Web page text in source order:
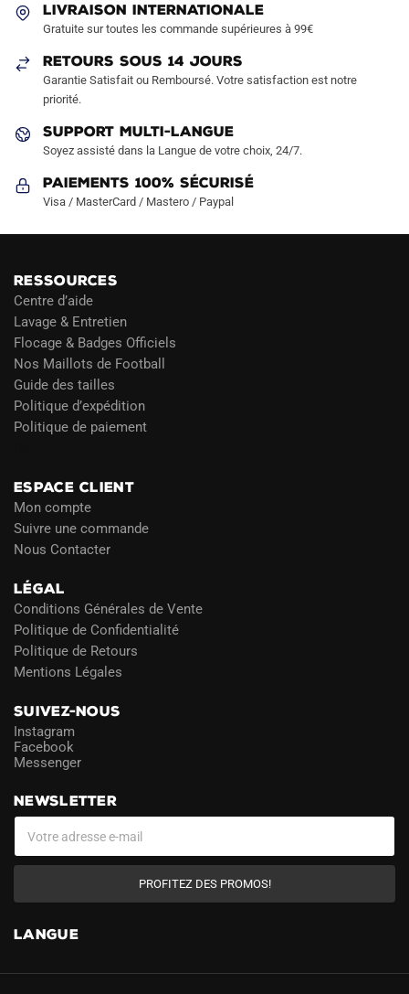
page
LIVRAISON INTERNATIONALE
Gratuite sur toutes les commande supérieures à 99€
RETOURS SOUS 14 JOURS
Garantie Satisfait ou Remboursé. Votre satisfaction est notre
priorité.
SUPPORT MULTI-LANGUE
Soyez assisté dans la Langue de votre choix, 24/7.
Paiements 100% Sécurisé
Visa / MasterCard / Mastero / Paypal
RESSOURCES
Centre d’aide
Lavage & Entretien
Flocage & Badges Officiels
Nos Maillots de Football
Guide des tailles
Politique d’expédition
Politique de paiement
ESPACE CLIENT
Mon compte
Suivre une commande
Nous Contacter
LÉGAL
Conditions Générales de Vente
Politique de Confidentialité
Politique de Retours
Mentions Légales
SUIVEZ-NOUS
Instagram
Facebook
Messenger
NEWSLETTER
PROFITEZ DES PROMOS!
LANGUE